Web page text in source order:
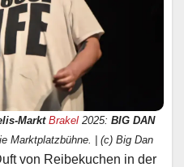
Markt Brakel2025: BIG DAN
Marktplatzbühne. | (c) Big Dan
von Reibekuchen in der